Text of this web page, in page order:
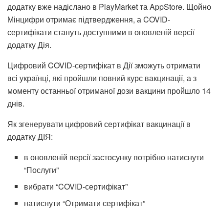
додатку вже надіслано в PlayMarket та AppStore. Щойно
Мінцифри отримає підтвердження, а COVID-
сертифікати стануть доступними в оновленій версії
додатку Дія.
Цифровий COVID-сертифікат в Дії зможуть отримати
всі українці, які пройшли повний курс вакцинації, а з
моменту останньої отриманої дози вакцини пройшло 14
днів.
Як згенерувати цифровий сертифікат вакцинації в
додатку ДІЯ:
в оновленій версії застосунку потрібно натиснути
“Послуги”
вибрати “COVID-сертифікат”
натиснути “Отримати сертифікат”